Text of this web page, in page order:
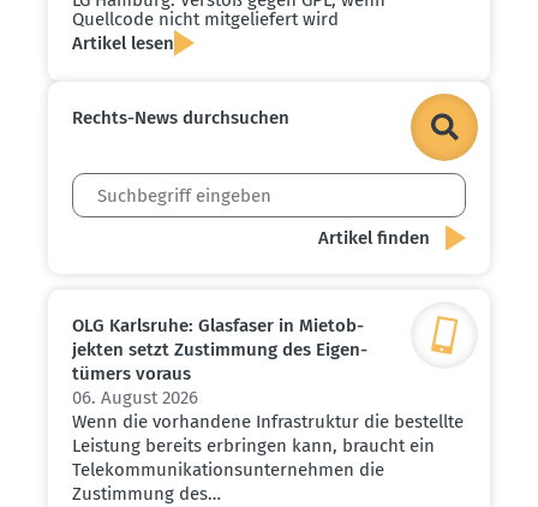
Quellcode nicht mitge­liefert wird
Artikel lesen
Rechts-News durch­suchen
OLG Karlsruhe: Glasfaser in Mietob­
jekten setzt Zustimmung des Eigen­
tümers voraus
06. August 2026
Wenn die vorhandene Infrastruktur die bestellte
Leistung bereits erbringen kann, braucht ein
Telekommunikationsunternehmen die
Zustimmung des…